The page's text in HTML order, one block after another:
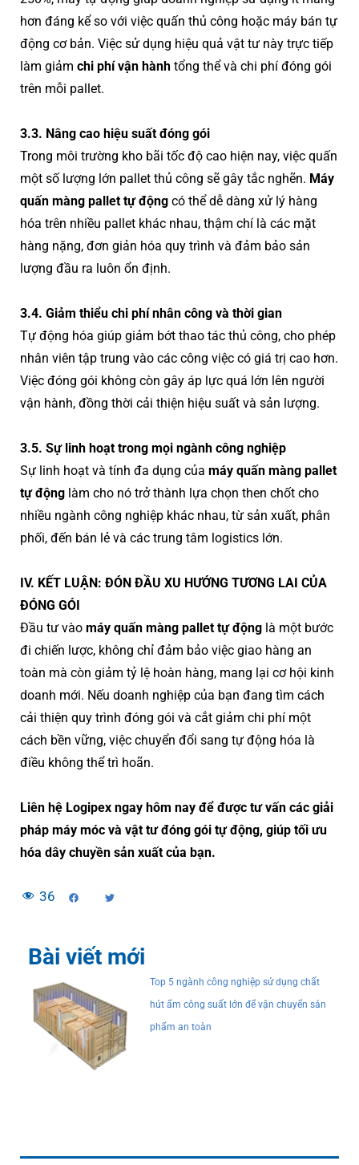
hơn đáng kể so với việc quấn thủ công hoặc máy bán tự
động cơ bản. Việc sử dụng hiệu quả vật tư này trực tiếp
làm giảm chi phí vận hành tổng thể và chi phí đóng gói
trên mỗi pallet.
3.3. Nâng cao hiệu suất đóng gói
Trong môi trường kho bãi tốc độ cao hiện nay, việc quấn
một số lượng lớn pallet thủ công sẽ gây tắc nghẽn. Máy
quấn màng pallet tự động có thể dễ dàng xử lý hàng
hóa trên nhiều pallet khác nhau, thậm chí là các mặt
hàng nặng, đơn giản hóa quy trình và đảm bảo sản
lượng đầu ra luôn ổn định.
3.4. Giảm thiểu chi phí nhân công và thời gian
Tự động hóa giúp giảm bớt thao tác thủ công, cho phép
nhân viên tập trung vào các công việc có giá trị cao hơn.
Việc đóng gói không còn gây áp lực quá lớn lên người
vận hành, đồng thời cải thiện hiệu suất và sản lượng.
3.5. Sự linh hoạt trong mọi ngành công nghiệp
Sự linh hoạt và tính đa dụng của máy quấn màng pallet
tự động làm cho nó trở thành lựa chọn then chốt cho
nhiều ngành công nghiệp khác nhau, từ sản xuất, phân
phối, đến bán lẻ và các trung tâm logistics lớn.
IV. KẾT LUẬN: ĐÓN ĐẦU XU HƯỚNG TƯƠNG LAI CỦA
ĐÓNG GÓI
Đầu tư vào máy quấn màng pallet tự động là một bước
đi chiến lược, không chỉ đảm bảo việc giao hàng an
toàn mà còn giảm tỷ lệ hoàn hàng, mang lại cơ hội kinh
doanh mới. Nếu doanh nghiệp của bạn đang tìm cách
cải thiện quy trình đóng gói và cắt giảm chi phí một
cách bền vững, việc chuyển đổi sang tự động hóa là
điều không thể trì hoãn.
Liên hệ Logipex ngay hôm nay để được tư vấn các giải
pháp máy móc và vật tư đóng gói tự động, giúp tối ưu
hóa dây chuyền sản xuất của bạn.
36
Bài viết mới
Top 5 ngành công nghiệp sử dụng chất
hút ẩm công suất lớn để vận chuyển sản
phẩm an toàn